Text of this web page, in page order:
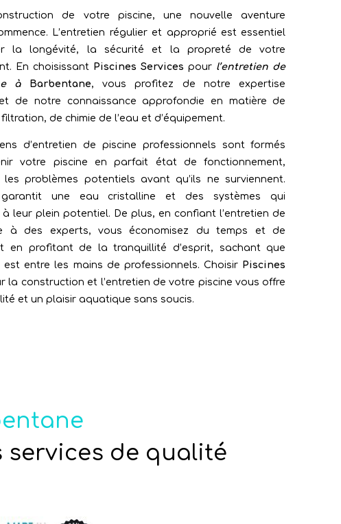
de votre piscine, une nouvelle aventure
L’entretien régulier et approprié est essentiel
la longévité, la sécurité et la propreté de votre
En choisissant Piscines Services pour l’entretien de
à
Barbentane, vous profitez de notre expertise
de notre connaissance approfondie en matière de
de chimie de l’eau et d’équipement.
d’entretien de piscine professionnels sont formés
votre piscine en parfait état de fonctionnement,
problèmes potentiels avant qu’ils ne surviennent.
une eau cristalline et des systèmes qui
leur plein potentiel. De plus, en confiant l’entretien de
à des experts, vous économisez du temps et de
en profitant de la tranquillité d’esprit, sachant que
est entre les mains de professionnels. Choisir Piscines
la construction et l’entretien de votre piscine vous offre
et un plaisir aquatique sans soucis.
services de qualité